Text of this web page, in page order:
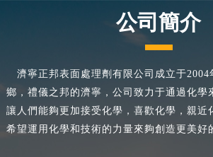
公司簡介
濟寧正邦表面處理劑有限公司成立于2004
鄉，禮儀之邦的濟寧，公司致力于通過化學
讓人們能夠更加接受化學，喜歡化學，親近
希望運用化學和技術的力量來夠創造更美好